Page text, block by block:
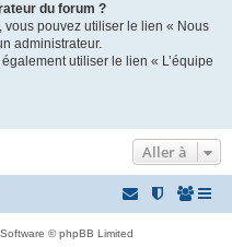
du forum ?
vous pouvez utiliser le lien « Nous
administrateur.
utiliser le lien « L’équipe
Aller à
© phpBB Limited